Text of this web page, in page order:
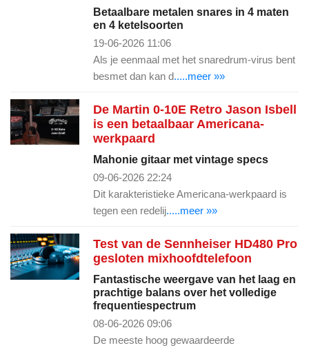
Betaalbare metalen snares in 4 maten
en 4 ketelsoorten
19-06-2026 11:06
Als je eenmaal met het snaredrum-virus bent
besmet dan kan d.....meer »»
De Martin 0-10E Retro Jason Isbell
is een betaalbaar Americana-
werkpaard
Mahonie gitaar met vintage specs
09-06-2026 22:24
Dit karakteristieke Americana-werkpaard is
tegen een redelij.....meer »»
Test van de Sennheiser HD480 Pro
gesloten mixhoofdtelefoon
Fantastische weergave van het laag en
prachtige balans over het volledige
frequentiespectrum
08-06-2026 09:06
De meeste hoog gewaardeerde